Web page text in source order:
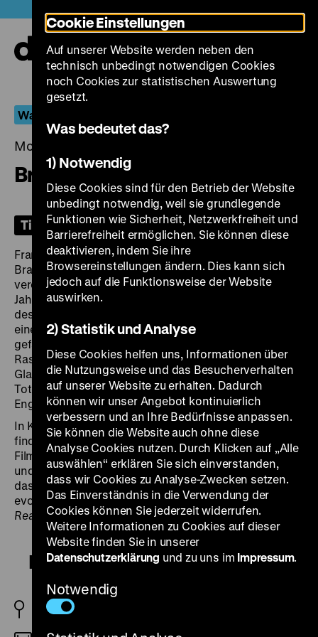
zum
Seiteninhalt
springen
Wandelbarer Stilist
Montag, 29. September 2025, 19.00 Uhr
Bram Stoker's Dracula
Tickets
Francis Ford Coppola setzt in seiner Adaption von
Bram StokersDraculaweit vor der Handlung des 1897
veröffentlichten Romans ein. Ende des 15.
Jahrhunderts zieht der Ritter Dracul gegen das Heer
des Osmanischen Reiches in den Krieg. Aufgrund
einer Täuschung glaubt seine Frau Elisabeth, Dracul sei
gefallen. Sie nimmt sich das Leben. In einem Anfall von
Raserei sagt sich Dracul von seinem christlichen
Glauben los und schwört auf Rache. Er wird zum Un-
Toten verdammt. Jahrhunderte später erkennt er in der
Engländerin Mina das Ebenbild seiner Frau.
In Kilars Komposition zu seinem Hollywood-Debut
findet sich auch eine Hommage an die Traditionen der
Filmmusik. Die Liebesgeschichte zwischen Dracula
und Mina wird von einem „Orchesterthema begleitet,
das die Filmkompositionen von Miklos Rozsa
evoziere“, so Jonathan Rosenbaum 1992 imChicago
Reader. (sa)
Bram Stoker's Dracula
USA 1992
Cookie Einstellungen
Auf unserer Website werden neben den
technisch unbedingt notwendigen Cookies
noch Cookies zur statistischen Auswertung
gesetzt.
Was bedeutet das?
1) Notwendig
Diese Cookies sind für den Betrieb der Website
unbedingt notwendig, weil sie grundlegende
Funktionen wie Sicherheit, Netzwerkfreiheit und
Barrierefreiheit ermöglichen. Sie können diese
deaktivieren, indem Sie ihre
Browsereinstellungen ändern. Dies kann sich
jedoch auf die Funktionsweise der Website
auswirken.
2) Statistik und Analyse
Diese Cookies helfen uns, Informationen über
die Nutzungsweise und das Besucherverhalten
auf unserer Website zu erhalten. Dadurch
können wir unser Angebot kontinuierlich
verbessern und an Ihre Bedürfnisse anpassen.
Sie können die Website auch ohne diese
Analyse Cookies nutzen. Durch Klicken auf „Alle
auswählen“ erklären Sie sich einverstanden,
dass wir Cookies zu Analyse-Zwecken setzen.
Das Einverständnis in die Verwendung der
Cookies können Sie jederzeit widerrufen.
Weitere Informationen zu Cookies auf dieser
Website finden Sie in unserer
Datenschutzerklärung und zu uns im Impressum.
Notwendig